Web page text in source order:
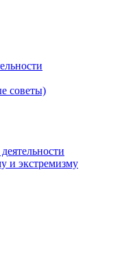
советы)
и экстремизму